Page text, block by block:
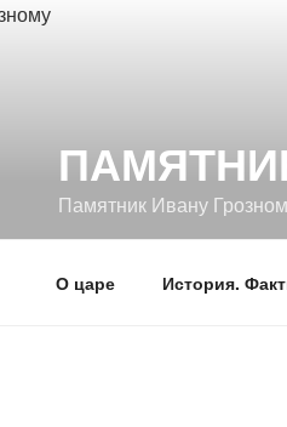
Памятник Ивану
О царе История.